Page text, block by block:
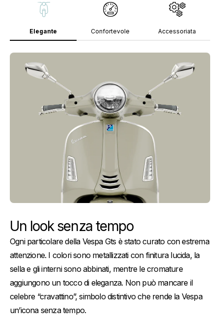
Elegante Confortevole Accessoriata
Un look senza tempo
Ogni particolare della Vespa Gts è stato curato con estrema
attenzione. I colori sono metallizzati con finitura lucida, la
sella e gli interni sono abbinati, mentre le cromature
aggiungono un tocco di eleganza. Non può mancare il
celebre “cravattino”, simbolo distintivo che rende la Vespa
un’icona senza tempo.